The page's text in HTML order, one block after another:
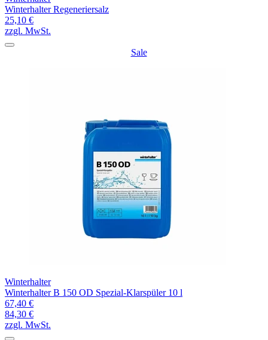
Winterhalter Regeneriersalz
25,10 €
zzgl. MwSt.
Sale
Winterhalter
Winterhalter B 150 OD Spezial-Klarspüler 10 l
67,40 €
84,30 €
zzgl. MwSt.